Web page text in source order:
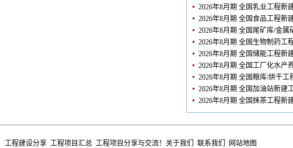
2026年8月期 全国乳业工程新
2026年8月期 全国食品工程新
2026年8月期 全国尾矿库/金
2026年8月期 全国生物制药工
2026年8月期 全国储能工程新
2026年8月期 全国工厂化水产
2026年8月期 全国粮库/烘干工
2026年8月期 全国加油站新建
2026年8月期 全国抹茶工程新
工程建设分享 工程项目汇总 工程项目分享与交流！ 关于我们 联系我们 网站地图